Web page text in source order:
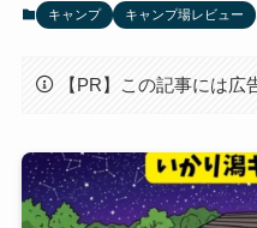
キャンプ キャンプ場レビュー
【PR】この記事には広